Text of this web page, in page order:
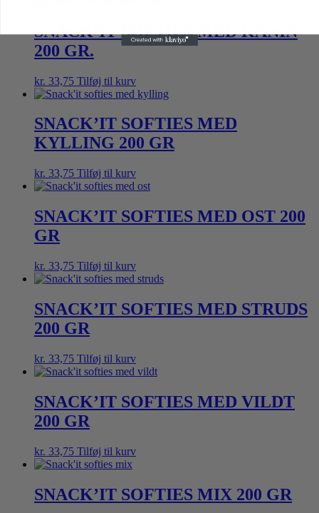
SNACK’IT SOFTIES MED KANIN
200 GR.
kr. 33,75 Tilføj til kurv
SNACK’IT SOFTIES MED
KYLLING 200 GR
kr. 33,75 Tilføj til kurv
SNACK’IT SOFTIES MED OST 200
GR
kr. 33,75 Tilføj til kurv
SNACK’IT SOFTIES MED STRUDS
200 GR
kr. 33,75 Tilføj til kurv
SNACK’IT SOFTIES MED VILDT
200 GR
kr. 33,75 Tilføj til kurv
SNACK’IT SOFTIES MIX 200 GR